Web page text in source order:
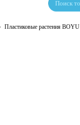
Пластиковые растения BOYU